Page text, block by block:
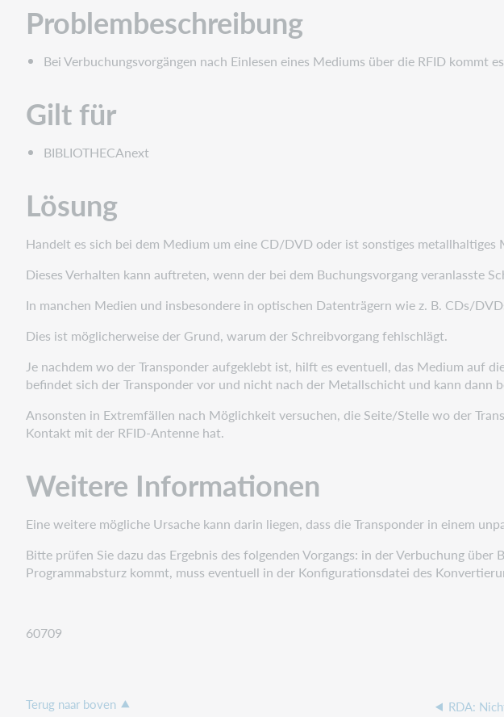
Problembeschreibung
Bei Verbuchungsvorgängen nach Einlesen eines Mediums über die RFID kommt
Gilt für
BIBLIOTHECAnext
Lösung
Handelt es sich bei dem Medium um eine CD/DVD oder ist sonstiges metallhaltiges
Dieses Verhalten kann auftreten, wenn der bei dem Buchungsvorgang veranlasste
In manchen Medien und insbesondere in optischen Datenträgern wie z. B. CDs/
Dies ist möglicherweise der Grund, warum der Schreibvorgang fehlschlägt.
Je nachdem wo der Transponder aufgeklebt ist, hilft es eventuell, das Medium auf
befindet sich der Transponder vor und nicht nach der Metallschicht und kann dann
Ansonsten in Extremfällen nach Möglichkeit versuchen, die Seite/Stelle wo der
Kontakt mit der RFID-Antenne hat.
Weitere Informationen
Eine weitere mögliche Ursache kann darin liegen, dass die Transponder in einem
Bitte prüfen Sie dazu das Ergebnis des folgenden Vorgangs: in der Verbuchung
Programmabsturz kommt, muss eventuell in der Konfigurationsdatei des
60709
Terug naar boven